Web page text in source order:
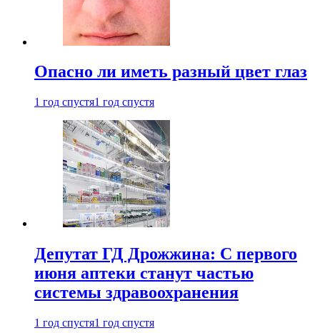
Опасно ли иметь разный цвет глаз
1 год спустя1 год спустя
Депутат ГД Дрожжина: С первого
июня аптеки станут частью
системы здравоохранения
1 год спустя1 год спустя